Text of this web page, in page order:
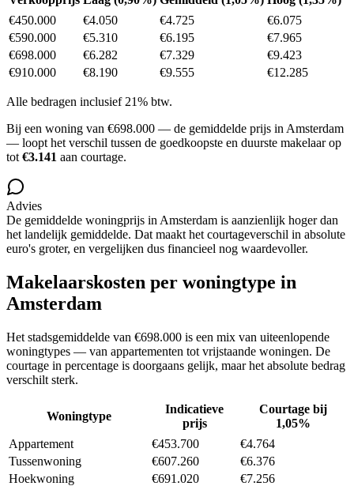
€450.000
€4.050 €4.725
€6.075
€590.000
€5.310 €6.195
€7.965
€698.000
€6.282 €7.329
€9.423
€910.000
€8.190 €9.555 €12.285
Alle bedragen inclusief 21% btw.
Bij een woning van €698.000 — de gemiddelde prijs in Amsterdam
— loopt het verschil tussen de goedkoopste en duurste makelaar op
tot €3.141 aan courtage.
Advies
De gemiddelde woningprijs in Amsterdam is aanzienlijk hogerdan
het landelijk gemiddelde. Dat maakt het courtageverschil in absolute
euro's groter, en vergelijken dus financieel nog waardevoller.
Makelaarskosten per woningtype in
Amsterdam
Het stadsgemiddelde van €698.000 is een mix van uiteenlopende
woningtypes — van appartementen tot vrijstaande woningen. De
courtage in percentage is doorgaans gelijk, maar het absolute bedrag
verschilt sterk.
Woningtype
Indicatieve
prijs
Courtage bij
1,05%
Appartement
€453.700
€4.764
Tussenwoning
€607.260
€6.376
Hoekwoning
€691.020
€7.256